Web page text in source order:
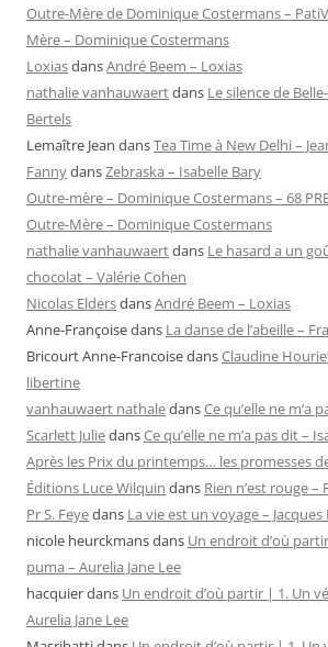
Outre-Mère de Dominique Costermans –
Mère – Dominique Costermans
LoxiasdansAndré Beem – Loxias
nathalie vanhauwaertdans Le silence de
Bertels
Lemaître Jean dansTea Time à New Delhi –
FannydansZebraska – Isabelle Bary
Outre-mère – Dominique Costermans – 68
Outre-Mère – Dominique Costermans
nathalie vanhauwaertdans Le hasard a un
chocolat – Valérie Cohen
Nicolas EldersdansAndré Beem – Loxias
Anne-Françoisedans La danse de l’abeille –
Bricourt Anne-FrancoisedansClaudine
libertine
vanhauwaert nathaledansCe qu’elle ne m’a
Scarlett JuliedansCe qu’elle ne m’a pas dit –
Après les Prix du printemps… les promesses
Éditions Luce Wilquin dans Rien n’est rouge –
Pr S. Feyedans La vie est un voyage – Jacques
nicole heurckmansdans Un endroit d’où
puma – Aurelia Jane Lee
hacquierdans Un endroit d’où partir | 1. Un
Aurelia Jane Lee